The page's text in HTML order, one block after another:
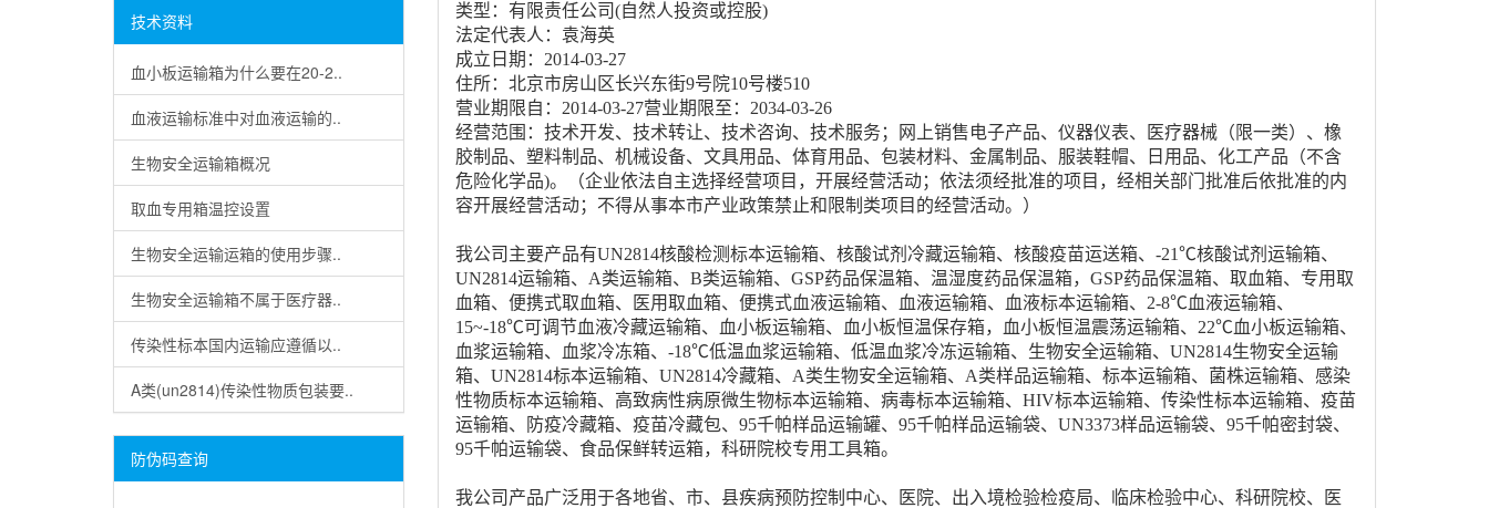
技术资料
血小板运输箱为什么要在20-2..
血液运输标准中对血液运输的..
生物安全运输箱概况
取血专用箱温控设置
生物安全运输运箱的使用步骤..
生物安全运输箱不属于医疗器..
传染性标本国内运输应遵循以..
A类(un2814)传染性物质包装要..
防伪码查询
类型：有限责任公司(自然人投资或控股)
法定代表人：袁海英
成立日期：2014-03-27
住所：北京市房山区长兴东街9号院10号楼510
营业期限自：2014-03-27营业期限至：2034-03-26
经营范围：技术开发、技术转让、技术咨询、技术服务；网上销售电子产品、仪器仪表、医疗器械（限一类）、橡
胶制品、塑料制品、机械设备、文具用品、体育用品、包装材料、金属制品、服装鞋帽、日用品、化工产品（不含
危险化学品)。（企业依法自主选择经营项目，开展经营活动；依法须经批准的项目，经相关部门批准后依批准的内
容开展经营活动；不得从事本市产业政策禁止和限制类项目的经营活动。）
我公司主要产品有UN2814核酸检测标本运输箱、核酸试剂冷藏运输箱、核酸疫苗运送箱、-21℃核酸试剂运输箱、
UN2814运输箱、A类运输箱、B类运输箱、GSP药品保温箱、温湿度药品保温箱，GSP药品保温箱、取血箱、专用取
血箱、便携式取血箱、医用取血箱、便携式血液运输箱、血液运输箱、血液标本运输箱、2-8℃血液运输箱、
15~-18℃可调节血液冷藏运输箱、血小板运输箱、血小板恒温保存箱，血小板恒温震荡运输箱、22℃血小板运输箱、
血浆运输箱、血浆冷冻箱、-18℃低温血浆运输箱、低温血浆冷冻运输箱、生物安全运输箱、UN2814生物安全运输
箱、UN2814标本运输箱、UN2814冷藏箱、A类生物安全运输箱、A类样品运输箱、标本运输箱、菌株运输箱、感染
性物质标本运输箱、高致病性病原微生物标本运输箱、病毒标本运输箱、HIV标本运输箱、传染性标本运输箱、疫苗
运输箱、防疫冷藏箱、疫苗冷藏包、95千帕样品运输罐、95千帕样品运输袋、UN3373样品运输袋、95千帕密封袋、
95千帕运输袋、食品保鲜转运箱，科研院校专用工具箱。
我公司产品广泛用于各地省、市、县疾病预防控制中心、医院、出入境检验检疫局、临床检验中心、科研院校、医